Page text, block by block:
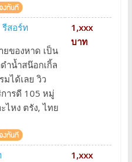
รีสอร์ท
ยของหาด เป็น
ำน้ำสน๊อกเกิ้ล
ได้เลย วิว
ารดี 105 หมู่
ะไหง ตรัง, ไทย
1,xxx
บาท
1,xxx